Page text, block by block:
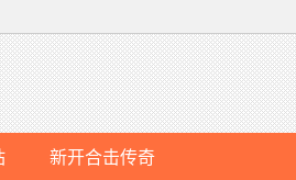
新开合击传奇